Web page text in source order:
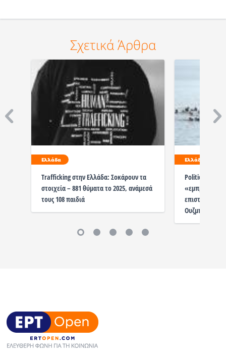
Σχετικά Άρθρα
Ελλάδα
Trafficking στην Ελλάδα: Σοκάρουν τα
στοιχεία – 881 θύματα το 2025, ανάμεσά
τους 108 παιδιά
Ελλάδα
Politico: Η
επιστροφών
Ουζμπεκιστάν